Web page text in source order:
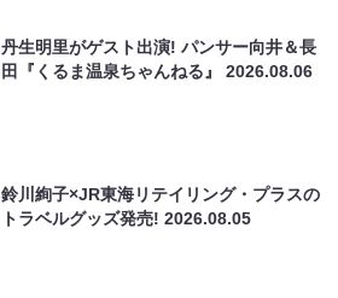
丹生明里がゲスト出演! パンサー向井＆長
田『くるま温泉ちゃんねる』2026.08.06
鈴川絢子×JR東海リテイリング・プラスの
トラベルグッズ発売!2026.08.05